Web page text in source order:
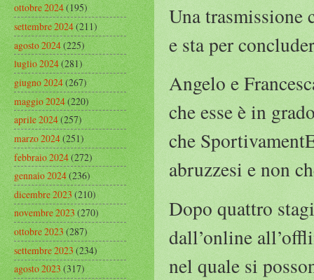
Una trasmissione
e sta per
Angelo e
che esse è in
che
abruzzesi e non
Dopo quattro
dall’online
nel quale si
ottobre 2024(195)
settembre 2024(211)
agosto 2024(225)
luglio 2024(281)
giugno 2024(267)
maggio 2024(220)
aprile 2024(257)
marzo 2024(251)
febbraio 2024(272)
gennaio 2024(236)
dicembre 2023(210)
novembre 2023(270)
ottobre 2023(287)
settembre 2023(234)
agosto 2023(317)